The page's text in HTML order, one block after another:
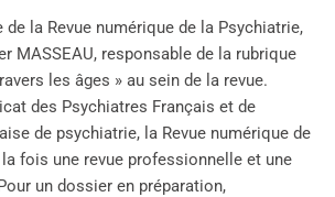
la Revue numérique de la Psychiatrie,
MASSEAU, responsable de la rubrique
les âges » au sein de la revue.
des Psychiatres Français et de
de psychiatrie, la Revue numérique de
fois une revue professionnelle et une
un dossier en préparation,